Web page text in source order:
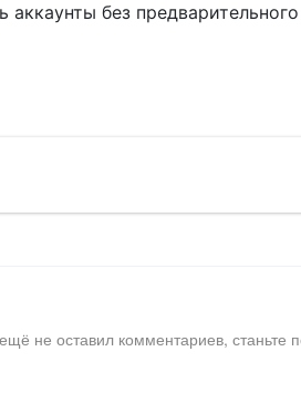
без
не оставил комментариев, станьте